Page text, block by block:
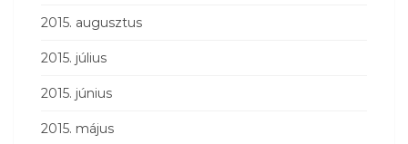
2015. augusztus
2015. július
2015. június
2015. május